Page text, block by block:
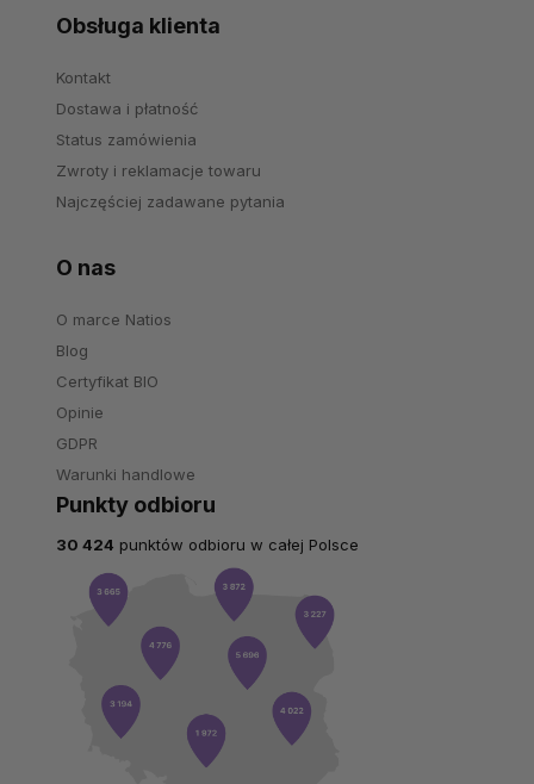
Obsługa klienta
Kontakt
Dostawa i płatność
Status zamówienia
Zwroty i reklamacje towaru
Najczęściej zadawane pytania
O nas
O marce Natios
Blog
Certyfikat BIO
Opinie
GDPR
Warunki handlowe
Punkty odbioru
30 424 punktów odbioru w całej Polsce